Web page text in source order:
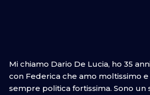
Mi chiamo Dario De Lucia, ho 35
con Federica che amo moltissimo e
sempre politica fortissima. Sono un